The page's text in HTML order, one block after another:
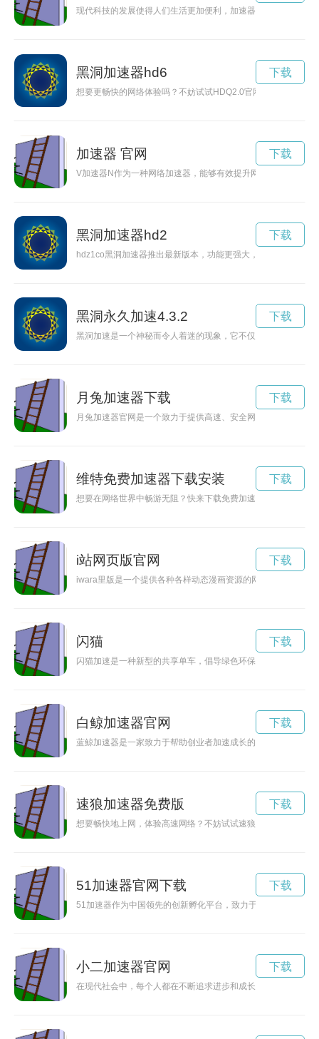
现代科技的发展使得人们生活更加便利，加速器作为一种新型
黑洞加速器hd6
想要更畅快的网络体验吗？不妨试试HDQ2.0官网上的黑洞加速
下载
加速器 官网
V加速器N作为一种网络加速器，能够有效提升网络速度，让用
下载
黑洞加速器hd2
hdz1co黑洞加速器推出最新版本，功能更强大，性能更优越，
下载
黑洞永久加速4.3.2
黑洞加速是一个神秘而令人着迷的现象，它不仅关乎宇宙的起
下载
月兔加速器下载
月兔加速器官网是一个致力于提供高速、安全网络连接的在线平
下载
维特免费加速器下载安装
想要在网络世界中畅游无阻？快来下载免费加速器，让你的网
下载
i站网页版官网
iwara里版是一个提供各种各样动态漫画资源的网站，汇集了众
下载
闪猫
闪猫加速是一种新型的共享单车，倡导绿色环保出行，提供便
下载
白鲸加速器官网
蓝鲸加速器是一家致力于帮助创业者加速成长的科技创新公司
下载
速狼加速器免费版
想要畅快地上网，体验高速网络？不妨试试速狼加速器，官方
下载
51加速器官网下载
51加速器作为中国领先的创新孵化平台，致力于帮助初创企业
下载
小二加速器官网
在现代社会中，每个人都在不断追求进步和成长。小二作为一
下载